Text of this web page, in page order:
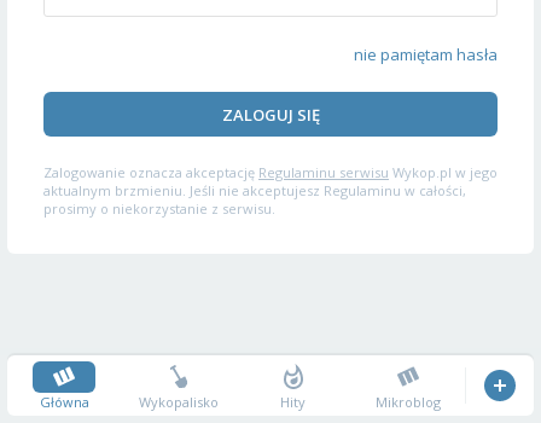
nie pamiętam hasła
ZALOGUJ SIĘ
Zalogowanie oznacza akceptację Regulaminu serwisu Wykop.pl w jego
aktualnym brzmieniu. Jeśli nie akceptujesz Regulaminu w całości,
prosimy o niekorzystanie z serwisu.
Główna Wykopalisko Hity Mikroblog